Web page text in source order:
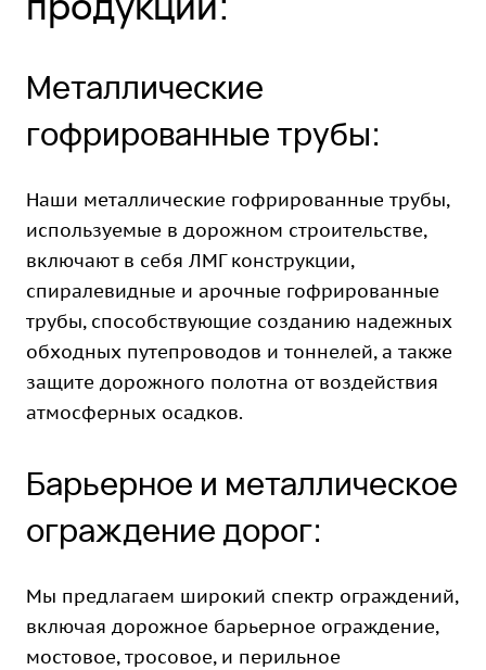
Металлические
гофрированные трубы:
Наши металлические гофрированные трубы,
используемые в дорожном строительстве,
включают в себя ЛМГ конструкции,
спиралевидные и арочные гофрированные
трубы, способствующие созданию надежных
обходных путепроводов и тоннелей, а также
защите дорожного полотна от воздействия
атмосферных осадков.
Барьерное и металлическое
ограждение дорог:
Мы предлагаем широкий спектр ограждений,
включая дорожное барьерное ограждение,
мостовое, тросовое, и перильное